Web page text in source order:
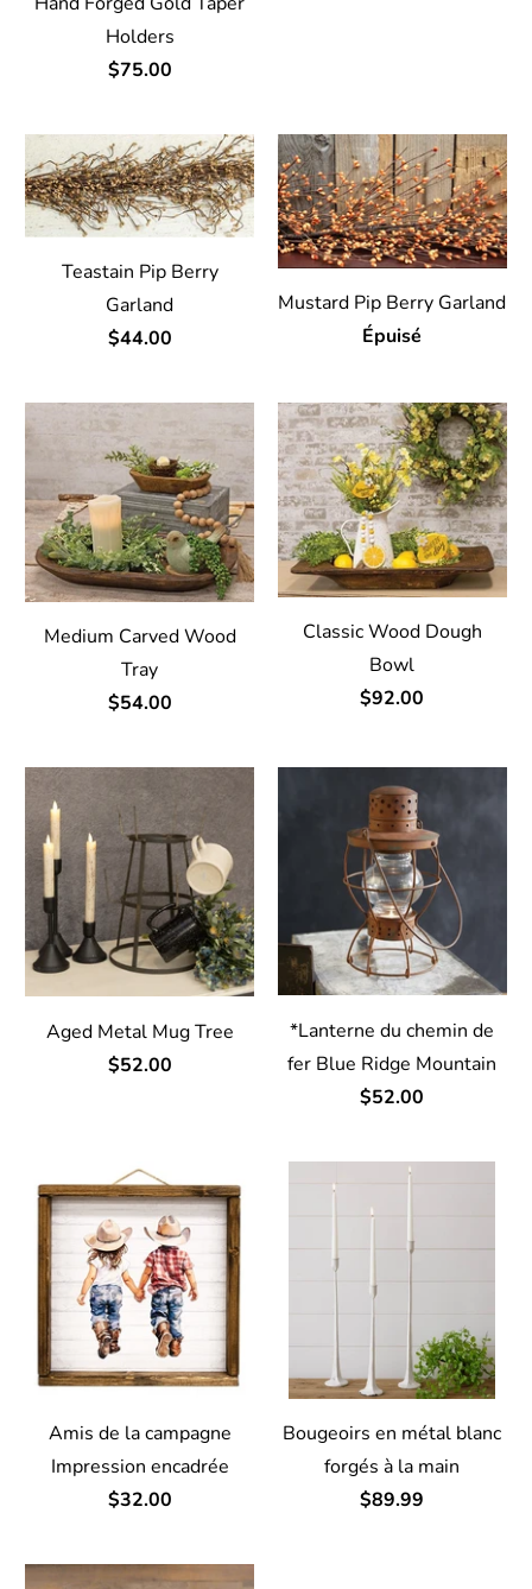
Holders
$75.00
Teastain Pip Berry
Garland
$44.00
Mustard Pip Berry Garland
Épuisé
Medium Carved Wood
Tray
$54.00
Classic Wood Dough
Bowl
$92.00
Aged Metal Mug Tree
$52.00
*Lanterne du chemin de
fer Blue Ridge Mountain
$52.00
Amis de la campagne
Impression encadrée
$32.00
Bougeoirs en métal blanc
forgés à la main
$89.99